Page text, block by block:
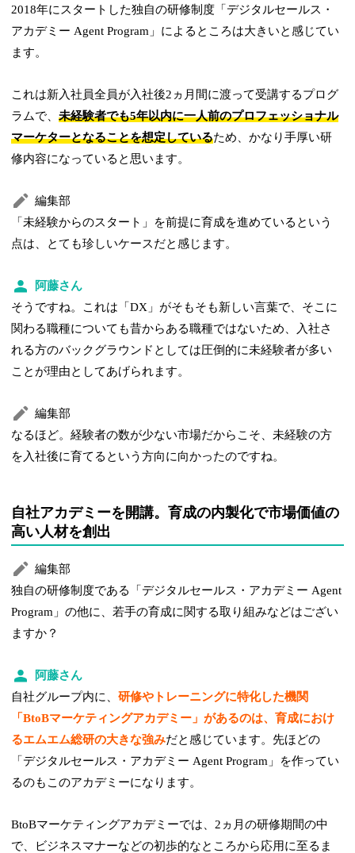
2018年にスタートした独自の研修制度「デジタルセールス・
アカデミー Agent Program」によるところは大きいと感じてい
ます。
これは新入社員全員が入社後2ヵ月間に渡って受講するプログ
ラムで、未経験者でも5年以内に一人前のプロフェッショナル
マーケターとなることを想定しているため、かなり手厚い研
修内容になっていると思います。
編集部
「未経験からのスタート」を前提に育成を進めているという
点は、とても珍しいケースだと感じます。
阿藤さん
そうですね。これは「DX」がそもそも新しい言葉で、そこに
関わる職種についても昔からある職種ではないため、入社さ
れる方のバックグラウンドとしては圧倒的に未経験者が多い
ことが理由としてあげられます。
編集部
なるほど。経験者の数が少ない市場だからこそ、未経験の方
を入社後に育てるという方向に向かったのですね。
自社アカデミーを開講。育成の内製化で市場価値の
高い人材を創出
編集部
独自の研修制度である「デジタルセールス・アカデミー Agent
Program」の他に、若手の育成に関する取り組みなどはござい
ますか？
阿藤さん
自社グループ内に、研修やトレーニングに特化した機関
「BtoBマーケティングアカデミー」があるのは、育成におけ
るエムエム総研の大きな強みだと感じています。先ほどの
「デジタルセールス・アカデミー Agent Program」を作ってい
るのもこのアカデミーになります。
BtoBマーケティングアカデミーでは、2ヵ月の研修期間の中
で、ビジネスマナーなどの初歩的なところから応用に至るま